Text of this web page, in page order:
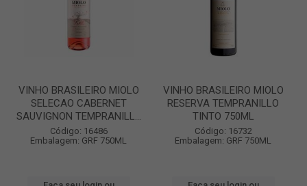
VINHO BRASILEIRO MIOLO
SELECAO CABERNET
SAUVIGNON TEMPRANILL...
Código: 16486
Embalagem: GRF 750ML
VINHO BRASILEIRO MIOLO
RESERVA TEMPRANILLO
TINTO 750ML
Código: 16732
Embalagem: GRF 750ML